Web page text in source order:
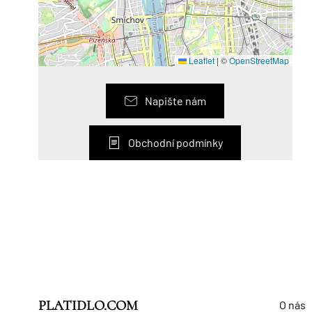
Leaflet | ©OpenStreetMap
Napište nám
Obchodní podmínky
PLATIDLO.COM O nás